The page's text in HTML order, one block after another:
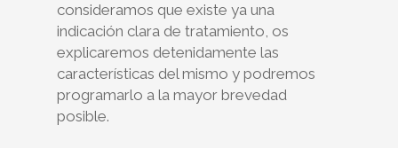
consideramos que existe ya una
indicación clara de tratamiento, os
explicaremos detenidamente las
características del mismo y podremos
programarlo a la mayor brevedad
posible.